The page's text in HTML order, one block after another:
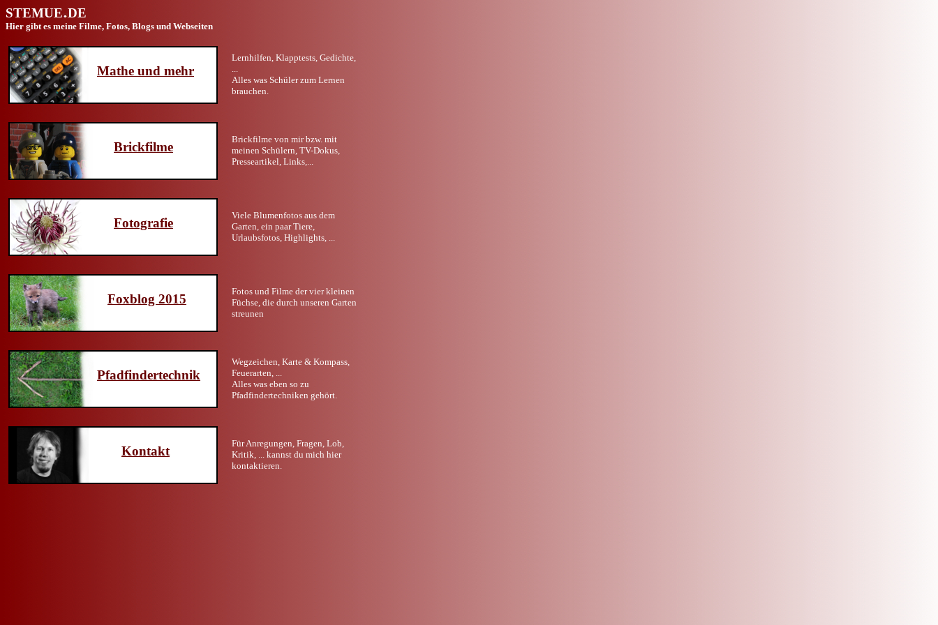
STEMUE DE
Hier gibt es meine Filme, Fotos, Blogs und Webseiten
Mathe und mehr
Lernhilfen, Klapptests, Gedichte,
...
Alles was Schüler zum Lernen
brauchen.
Brickfilme
Brickfilme von mir bzw. mit
meinen Schülern, TV-Dokus,
Presseartikel, Links,...
Fotografie
Viele Blumenfotos aus dem
Garten, ein paar Tiere,
Urlaubsfotos, Highlights, ...
Foxblog 2015
Fotos und Filme der vier kleinen
Füchse, die durch unseren Garten
streunen
Pfadfindertechnik
Wegzeichen, Karte & Kompass,
Feuerarten, ...
Alles was eben so zu
Pfadfindertechniken gehört.
Kontakt
Für Anregungen, Fragen, Lob,
Kritik, ... kannst du mich hier
kontaktieren.